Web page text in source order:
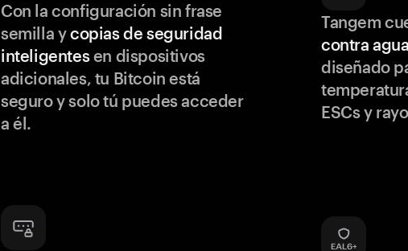
Con la configuración sin frase
semilla ycopias de seguridad
inteligentesen dispositivos
adicionales, tu Bitcoin está
seguro y solo tú puedes acceder
a él.
Tangem
contra
diseñado
ESCs y